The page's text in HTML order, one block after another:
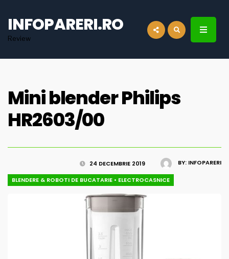
INFOPARERI.RO
Review
Mini blender Philips
HR2603/00
BY: INFOPARERI
24 DECEMBRIE 2019
BLENDERE & ROBOTI DE BUCATARIE • ELECTROCASNICE